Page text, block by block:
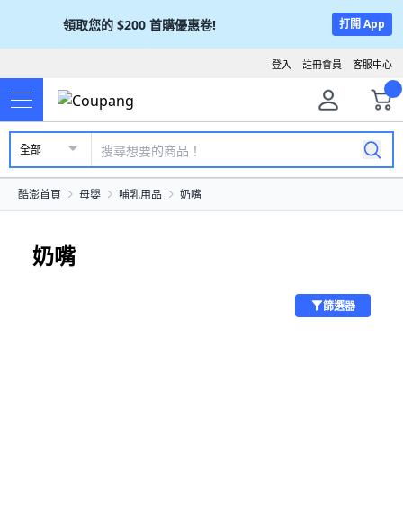
領取您的 $200 首購優惠卷! 打開 App
客服中心
註冊會員
登入
全部
酷澎首頁 母嬰 哺乳用品 奶嘴
奶嘴
篩選器